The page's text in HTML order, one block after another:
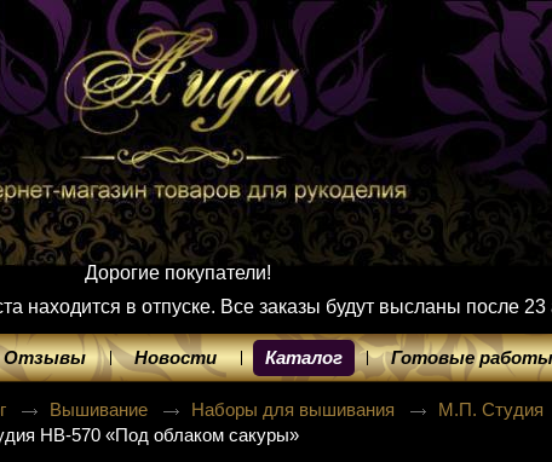
Дорогие покупатели!
находится в отпуске. Все заказы будут высланы после 23
Отзывы Новости Каталог Готовые работы
Вышивание Наборы для вышивания М.П. Студия
НВ-570 «Под облаком сакуры»